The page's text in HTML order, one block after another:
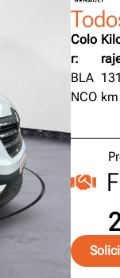
Colo
r:
BLA
NCO km